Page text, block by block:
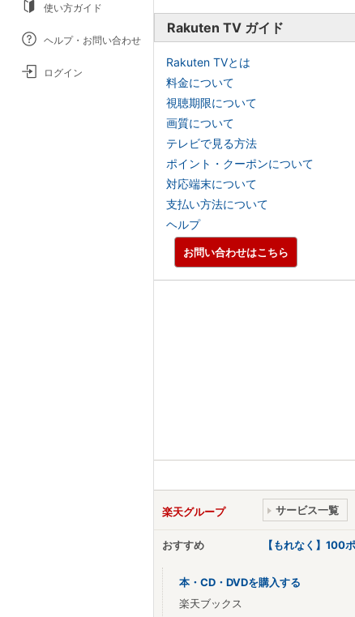
使い方ガイド
ヘルプ・お問い合わせ
ログイン
Rakuten TV ガイド
Rakuten TVとは
料金について
視聴期限について
画質について
テレビで見る方法
ポイント・クーポンについて
対応端末について
支払い方法について
ヘルプ
お問い合わせはこちら
楽天グループ サービス一覧
おすすめ 【もれなく】100
本・CD・DVDを購入する
楽天ブックス